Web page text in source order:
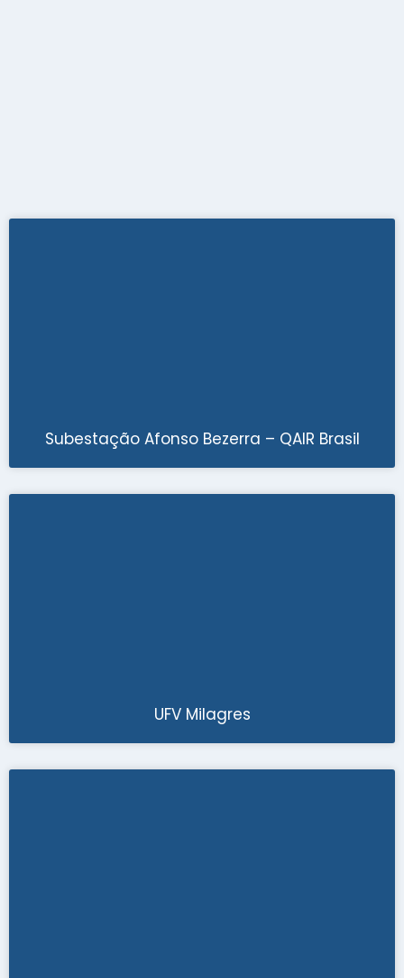
Subestação Afonso Bezerra – QAIR Brasil
UFV Milagres